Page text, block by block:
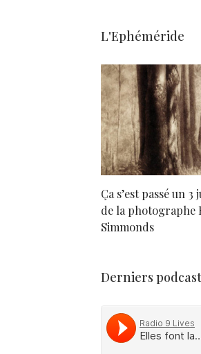
L'Ephéméride
Ça s’est passé un
de la photographe
Simmonds
Derniers